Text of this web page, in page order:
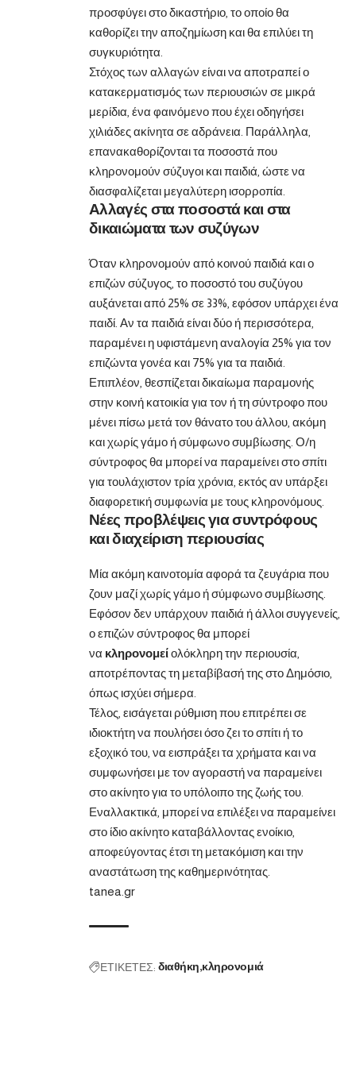
προσφύγει στο δικαστήριο, το οποίο θα
καθορίζει την αποζημίωση και θα επιλύει τη
συγκυριότητα.
Στόχος των αλλαγών είναι να αποτραπεί ο
κατακερματισμός των περιουσιών σε μικρά
μερίδια, ένα φαινόμενο που έχει οδηγήσει
χιλιάδες ακίνητα σε αδράνεια. Παράλληλα,
επανακαθορίζονται τα ποσοστά που
κληρονομούν σύζυγοι και παιδιά, ώστε να
διασφαλίζεται μεγαλύτερη ισορροπία.
Αλλαγές στα ποσοστά και στα
δικαιώματα των συζύγων
Όταν κληρονομούν από κοινού παιδιά και ο
επιζών σύζυγος, το ποσοστό του συζύγου
αυξάνεται από 25% σε 33%, εφόσον υπάρχει ένα
παιδί. Αν τα παιδιά είναι δύο ή περισσότερα,
παραμένει η υφιστάμενη αναλογία 25% για τον
επιζώντα γονέα και 75% για τα παιδιά.
Επιπλέον, θεσπίζεται δικαίωμα παραμονής
στην κοινή κατοικία για τον ή τη σύντροφο που
μένει πίσω μετά τον θάνατο του άλλου, ακόμη
και χωρίς γάμο ή σύμφωνο συμβίωσης. Ο/η
σύντροφος θα μπορεί να παραμείνει στο σπίτι
για τουλάχιστον τρία χρόνια, εκτός αν υπάρξει
διαφορετική συμφωνία με τους κληρονόμους.
Νέες προβλέψεις για συντρόφους
και διαχείριση περιουσίας
Μία ακόμη καινοτομία αφορά τα ζευγάρια που
ζουν μαζί χωρίς γάμο ή σύμφωνο συμβίωσης.
Εφόσον δεν υπάρχουν παιδιά ή άλλοι συγγενείς,
ο επιζών σύντροφος θα μπορεί
να κληρονομείολόκληρη την περιουσία,
αποτρέποντας τη μεταβίβασή της στο Δημόσιο,
όπως ισχύει σήμερα.
Τέλος, εισάγεται ρύθμιση που επιτρέπει σε
ιδιοκτήτη να πουλήσει όσο ζει το σπίτι ή το
εξοχικό του, να εισπράξει τα χρήματα και να
συμφωνήσει με τον αγοραστή να παραμείνει
στο ακίνητο για το υπόλοιπο της ζωής του.
Εναλλακτικά, μπορεί να επιλέξει να παραμείνει
στο ίδιο ακίνητο καταβάλλοντας ενοίκιο,
αποφεύγοντας έτσι τη μετακόμιση και την
αναστάτωση της καθημερινότητας.
tanea.gr
ΕΤΙΚΕΤΕΣ: διαθήκη κληρονομιά